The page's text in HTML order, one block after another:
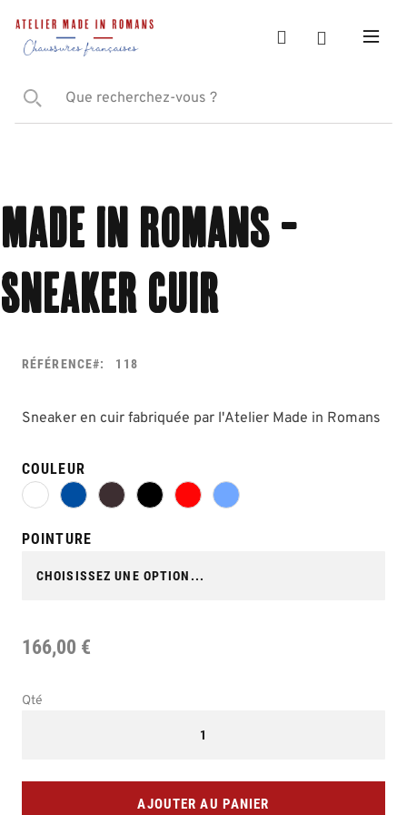
Made in Romans -
Sneaker cuir
RÉFÉRENCE 118
Sneaker en cuir fabriquée par l'Atelier Made in Romans
COULEUR
POINTURE
166,00 €
Qté
AJOUTER AU PANIER